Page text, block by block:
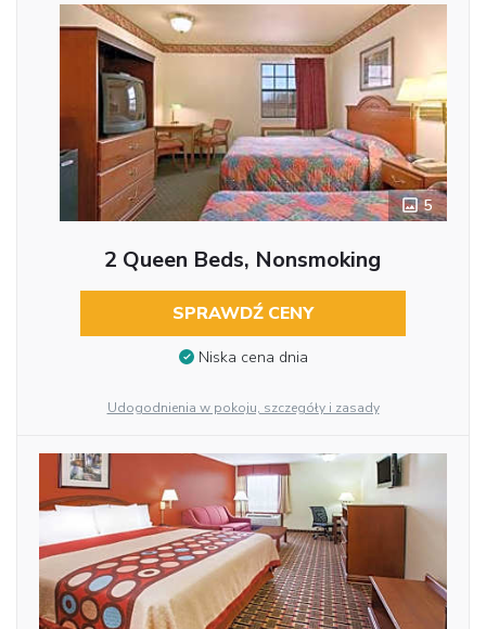
5
2 Queen Beds, Nonsmoking
SPRAWDŹ CENY
Niska cena dnia
Udogodnienia w pokoju, szczegóły i zasady